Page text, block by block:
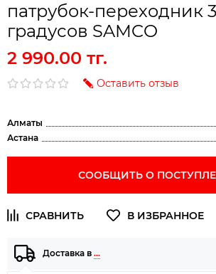
патрубок-переходник
градусов SAMCO
2 990.00 тг.
Оставить отзыв
Алматы
Астана
СООБЩИТЬ О
Доставка в …